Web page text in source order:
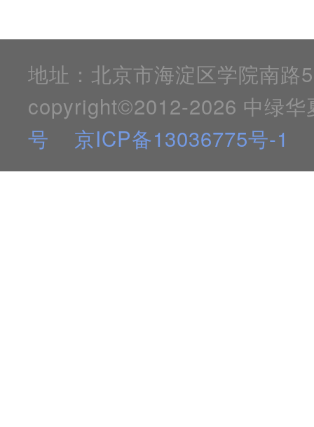
地址：北京市海淀区学院南
copyright©2012-2026 中绿
号
京ICP备13036775号-1